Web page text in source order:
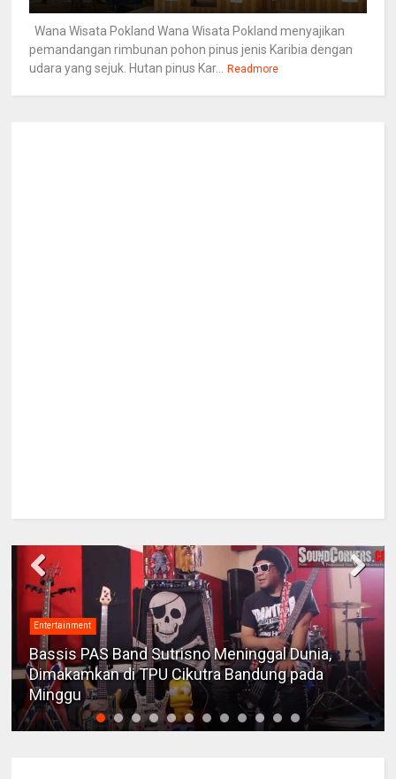
Wana Wisata Pokland Wana Wisata Pokland menyajikan
pemandangan rimbunan pohon pinus jenis Karibia dengan
udara yang sejuk. Hutan pinus Kar...
Readmore
Entertainment
Bassis PAS Band Sutrisno Meninggal Dunia,
Dimakamkan di TPU Cikutra Bandung pada
Minggu